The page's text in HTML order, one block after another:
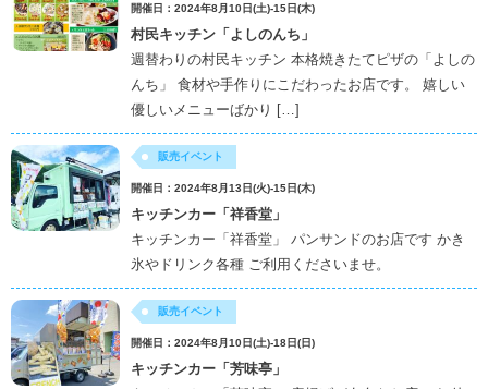
開催日：2024年8月10日(土)-15日(木)
村民キッチン「よしのんち」
週替わりの村民キッチン 本格焼きたてピザの「よしの
んち」 食材や手作りにこだわったお店です。 嬉しい
優しいメニューばかり […]
販売イベント
開催日：2024年8月13日(火)-15日(木)
キッチンカー「祥香堂」
キッチンカー「祥香堂」 パンサンドのお店です かき
氷やドリンク各種 ご利用くださいませ。
販売イベント
開催日：2024年8月10日(土)-18日(日)
キッチンカー「芳味亭」